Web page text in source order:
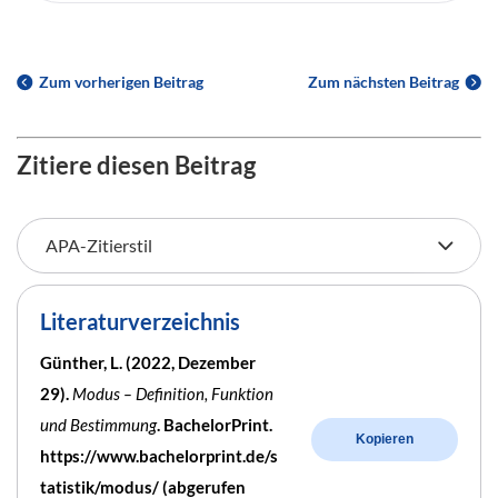
Zum vorherigen Beitrag Zum nächsten Beitrag
Zitiere diesen Beitrag
Literaturverzeichnis
Günther, L. (2022, Dezember
29). Modus – Definition, Funktion
und Bestimmung. BachelorPrint.
https://www.bachelorprint.de/s
tatistik/modus/ (abgerufen
Kopieren